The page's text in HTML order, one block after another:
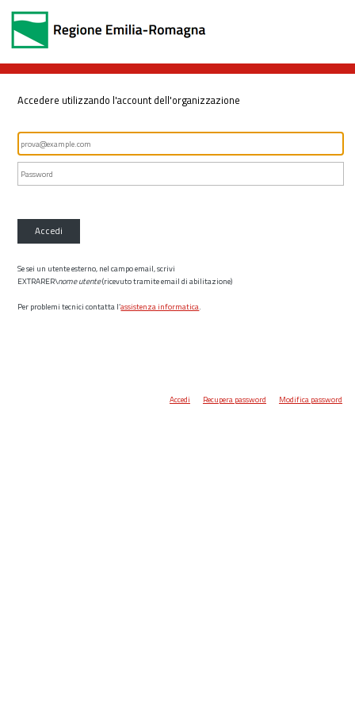
Accedere utilizzando l'account dell'organizzazione
Accedi
Se sei un utente esterno, nel campo email, scrivi
EXTRARER\nome utente(ricevuto tramite email di abilitazione)
Per problemi tecnici contatta l’assistenza informatica.
Accedi Recupera password Modifica password